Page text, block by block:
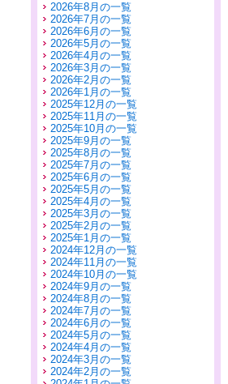
2026年8月の一覧
2026年7月の一覧
2026年6月の一覧
2026年5月の一覧
2026年4月の一覧
2026年3月の一覧
2026年2月の一覧
2026年1月の一覧
2025年12月の一覧
2025年11月の一覧
2025年10月の一覧
2025年9月の一覧
2025年8月の一覧
2025年7月の一覧
2025年6月の一覧
2025年5月の一覧
2025年4月の一覧
2025年3月の一覧
2025年2月の一覧
2025年1月の一覧
2024年12月の一覧
2024年11月の一覧
2024年10月の一覧
2024年9月の一覧
2024年8月の一覧
2024年7月の一覧
2024年6月の一覧
2024年5月の一覧
2024年4月の一覧
2024年3月の一覧
2024年2月の一覧